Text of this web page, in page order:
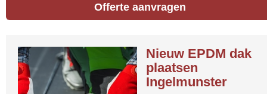
Offerte aanvragen
Nieuw EPDM dak
plaatsen
Ingelmunster